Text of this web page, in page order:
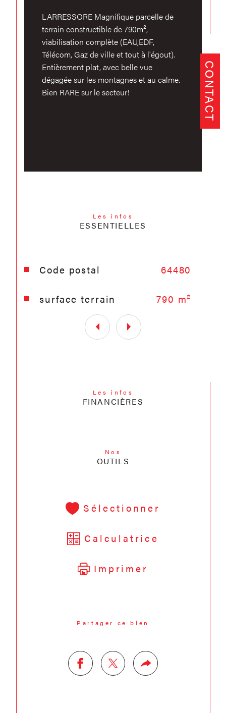
CONTACT
Les infos
ESSENTIELLES
Caractéristiques Valeurs
Code postal 64480
surface terrain 790 m²
LARRESSORE Magnifique parcelle de
terrain constructible de 790m²,
viabilisation complète (EAU,EDF,
Télécom, Gaz de ville et tout à l'égout).
Entièrement plat, avec belle vue
dégagée sur les montagnes et au calme.
Bien RARE sur le secteur!
Les infos
FINANCIÈRES
Nos
OUTILS
Sélectionner
Calculatrice
Imprimer
Partager ce bien